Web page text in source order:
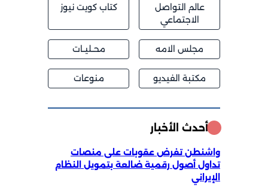
عالم التواصل
الاجتماعي
كتاب كويت نيوز
مجلس الامه محــليــات
مكتبة الفيديو منوعات
أحدث الأخبار
واشنطن تفرض عقوبات على منصات
تداول أصول رقمية ضالعة بتمويل النظام
الإيراني